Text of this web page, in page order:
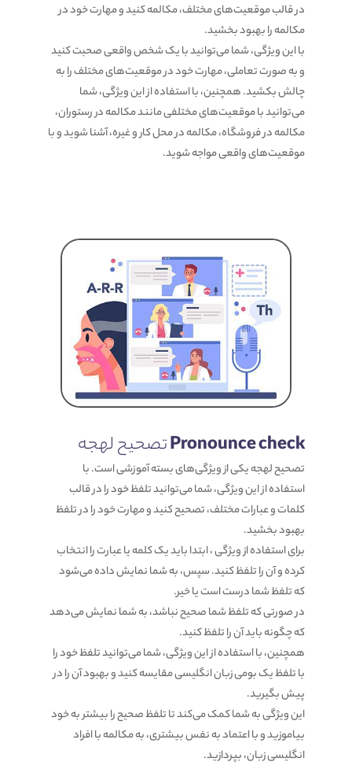
در قالب موقعیت‌های مختلف، مکالمه کنید و مهارت خود در
مکالمه را بهبود بخشید.
با این ویژگی، شما می‌توانید با یک شخص واقعی صحبت کنید
و به صورت تعاملی، مهارت خود در موقعیت‌های مختلف را به
چالش بکشید. همچنین، با استفاده از این ویژگی، شما
می‌توانید با موقعیت‌های مختلفی مانند مکالمه در رستوران،
مکالمه در فروشگاه، مکالمه در محل کار و غیره، آشنا شوید و با
موقعیت‌های واقعی مواجه شوید.
Pronounce checkتصحیح لهجه
تصحیح لهجه یکی از ویژگی‌های بسته آموزشی است. با
استفاده از این ویژگی، شما می‌توانید تلفظ خود را در قالب
کلمات و عبارات مختلف، تصحیح کنید و مهارت خود را در تلفظ
بهبود بخشید.
برای استفاده از ویژگی ، ابتدا باید یک کلمه یا عبارت را انتخاب
کرده و آن را تلفظ کنید. سپس، به شما نمایش داده می‌شود
که تلفظ شما درست است یا خیر.
در صورتی که تلفظ شما صحیح نباشد، به شما نمایش می‌دهد
که چگونه باید آن را تلفظ کنید.
همچنین، با استفاده از این ویژگی، شما می‌توانید تلفظ خود را
با تلفظ یک بومی زبان انگلیسی مقایسه کنید و بهبود آن را در
پیش بگیرید.
این ویژگی به شما کمک می‌کند تا تلفظ صحیح را بیشتر به خود
بیاموزید و با اعتماد به نفس بیشتری، به مکالمه با افراد
انگلیسی زبان، بپردازید.